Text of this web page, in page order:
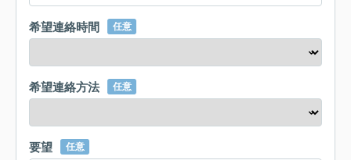
希望連絡時間 任意
希望連絡方法 任意
要望 任意